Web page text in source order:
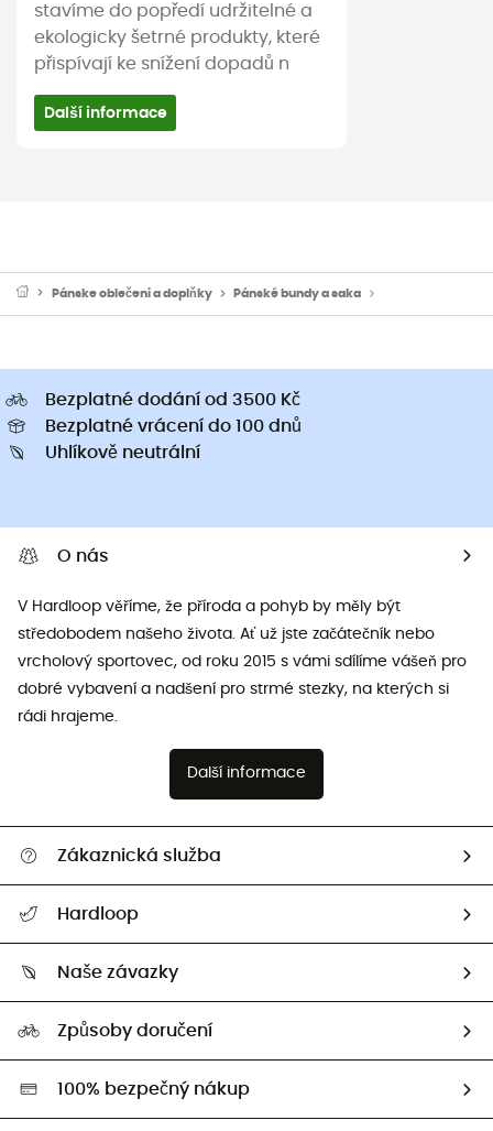
stavíme do popředí udržitelné a
ekologicky šetrné produkty, které
přispívají ke snížení dopadů n
Další informace
Pánske oblečeni a doplňky Pánské bundy a saka
Bezplatné dodání od 3500 Kč
Bezplatné vrácení do 100 dnů
Uhlíkově neutrální
O nás
V Hardloop věříme, že příroda a pohyb by měly být
středobodem našeho života. Ať už jste začátečník nebo
vrcholový sportovec, od roku 2015 s vámi sdílíme vášeň pro
dobré vybavení a nadšení pro strmé stezky, na kterých si
rádi hrajeme.
Další informace
Zákaznická služba
Vrácení zboží a peněz
Hardloop
Naši Ambasadoři
Naše závazky
Second hand
HardGreen
Způsoby doručení
100% bezpečný nákup